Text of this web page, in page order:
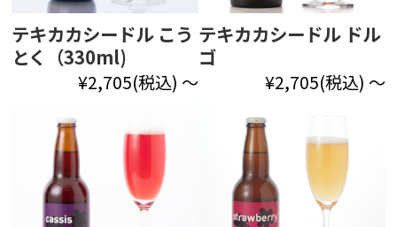
テキカカシードル こう
とく（330ml)
¥2,705(税込) ～
テキカカシードル ドル
ゴ
¥2,705(税込) ～